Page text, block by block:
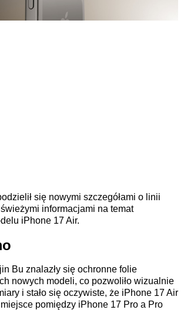
się nowymi szczegółami o linii
informacjami na temat
iPhone 17 Air.
Bu znalazły się ochronne folie
nowych modeli, co pozwoliło wizualnie
i stało się oczywiste, że iPhone 17 Air
pomiędzy iPhone 17 Pro a Pro